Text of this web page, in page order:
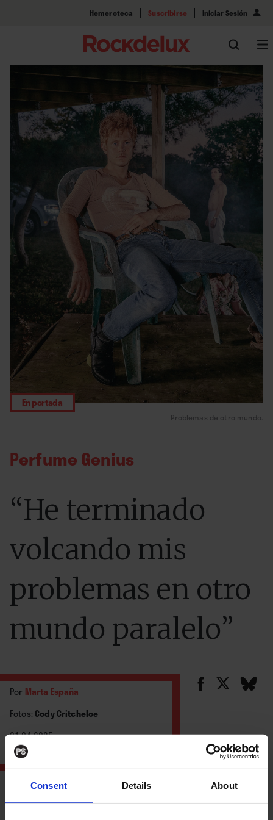
Consent Details About
Hemeroteca Suscribirse Iniciar Sesión
Problemas de otro mundo.
En portada
Perfume Genius
“He terminado
volcando mis
problemas en otro
mundo paralelo”
Por Marta España
Fotos:Cody Critcheloe
01.04.2025